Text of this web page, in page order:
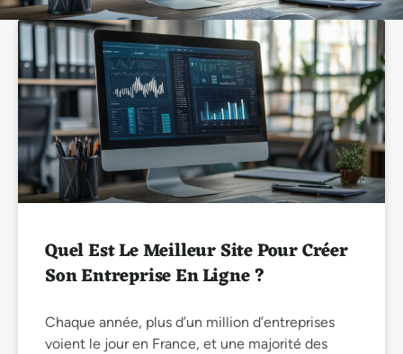
Quel Est Le Meilleur Site Pour Créer
Son Entreprise En Ligne ?
Chaque année, plus d’un million d’entreprises
voient le jour en France, et une majorité des